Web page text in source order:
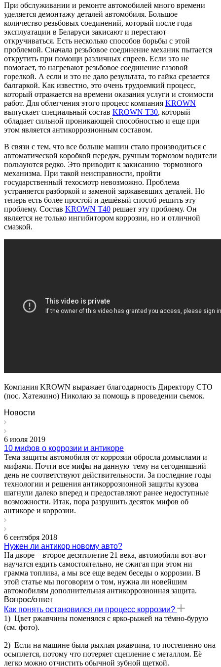
При обслуживании и ремонте автомобилей много времени
уделяется демонтажу деталей автомобиля. Большое
количество резьбовых соединений, который после года
эксплуатации в Беларуси закисают и перестают
откручиваться. Есть несколько способов борьбы с этой
проблемой. Сначала резьбовое соединение механик пытается
открутить при помощи различных спреев. Если это не
помогает, то нагревают резьбовое соединение газовой
горелкой. А если и это не дало результата, то гайка срезается
балгаркой. Как известно, это очень трудоемкий процесс,
который отражается на времени оказания услуги и стоимости
работ. Для облегчения этого процесс компания KROWN
выпускает специальный состав KROWN T30, который
обладает сильной проникающей способностью и еще при
этом является антикоррозионным составом.
В связи с тем, что все больше машин стало производиться с
автоматической коробкой передач, ручным тормозом водители
пользуются редко. Это приводит к закисанию тормозного
механизма. При такой неисправности, пройти
государственный техосмотр невозможно. Проблема
устраняется разборкой и заменой заржавевших деталей. Но
теперь есть более простой и дешёвый способ решить эту
проблему. Состав KROWN T40 решает эту проблему. Он
является не только ингибитором коррозии, но и отличной
смазкой.
Компания KROWN выражает благодарность Директору СТО
(пос. Хатежино) Николаю за помощь в проведении сьемок.
Новости
6 июля 2019
10 мифов о коррозии и антикоре
Тема защиты автомобиля от коррозии обросла домыслами и
мифами. Почти все мифы на данную тему на сегодняшний
день не соответствуют действительности. За последние годы
технологии и решения антикоррозионной защиты кузова
шагнули далеко вперед и предоставляют ранее недоступные
возможности. Итак, пора разрушить десяток мифов об
антикоре и коррозии.
6 сентября 2018
Нужен ли антикор новому авто?
На дворе – второе десятилетие 21 века, автомобили вот-вот
научатся ездить самостоятельно, не сжигая при этом ни
грамма топлива, а мы все еще ведем беседы о коррозии. В
этой статье мы поговорим о том, нужна ли новейшим
автомобилям дополнительная антикоррозионная защита.
Вопрос/ответ
Как понять остановился ли процесс коррозии?
1) Цвет ржавчины поменялся с ярко-рыжей на тёмно-бурую
(см. фото).
2) Если на машине была рыхлая ржавчина, то постепенно она
осыплется, потому что потеряет сцепление с металлом. Её
легко можно отчистить обычной зубной щеткой.